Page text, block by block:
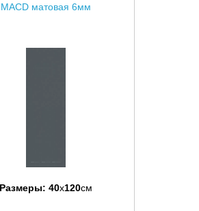
MACD матовая 6мм
Размеры: 40x120см